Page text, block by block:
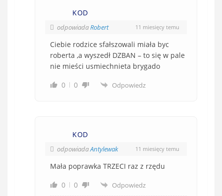
KOD
odpowiadaRobert 11 miesięcy temu
Ciebie rodzice sfałszowali miała byc
roberta ,a wyszedł DZBAN – to się w pale
nie mieści usmiechnieta brygado
0
0 Odpowiedz
KOD
odpowiadaAntylewak 11 miesięcy temu
Mała poprawka TRZECI raz z rzędu
0
0 Odpowiedz